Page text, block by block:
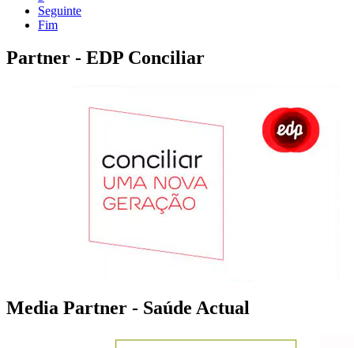
Seguinte
Fim
Partner - EDP Conciliar
Media Partner - Saúde Actual